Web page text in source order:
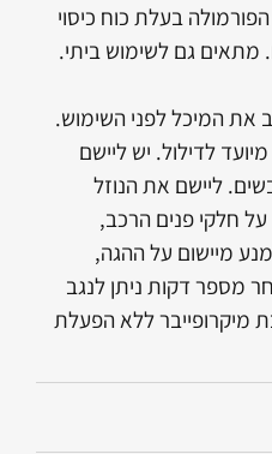
בעלת כוח כיסוי
מתאים גם לשימוש ביתי.
את המיכל לפני השימוש.
לדילול. יש ליישם
ליישם את הנוזל
על חלקי פנים הרכב,
מיישום על ההגה,
מספר דקות ניתן לנגב
מיקרופייבר ללא הפעלת